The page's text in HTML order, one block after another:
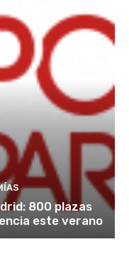
800 plazas
este verano